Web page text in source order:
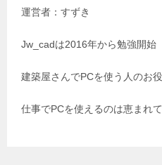
運営者：すずき
Jw_cadは2016年から勉強開始
建築屋さんでPCを使う人のお
仕事でPCを使えるのは恵まれ